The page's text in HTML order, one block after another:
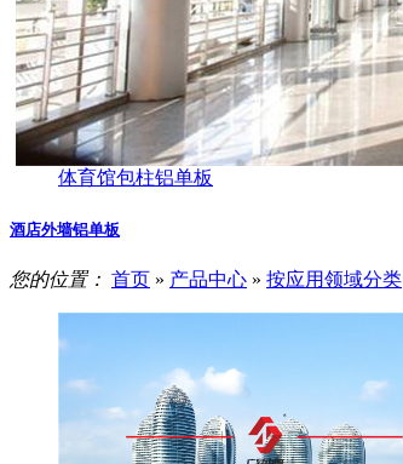
体育馆包柱铝单板
酒店外墙铝单板
您的位置： 首页 » 产品中心 » 按应用领域分类